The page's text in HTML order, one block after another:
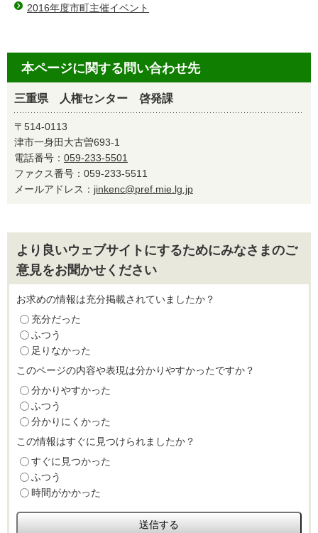
2016年度市町主催イベント
本ページに関する問い合わせ先
三重県 人権センター 啓発課
〒514-0113
津市一身田大古曽693-1
電話番号： 059-233-5501
ファクス番号：059-233-5511
メールアドレス： jinkenc@pref.mie.lg.jp
より良いウェブサイトにするためにみなさまのご
意見をお聞かせください
お求めの情報は充分掲載されていましたか？
充分だった
ふつう
足りなかった
このページの内容や表現は分かりやすかったですか？
分かりやすかった
ふつう
分かりにくかった
この情報はすぐに見つけられましたか？
すぐに見つかった
ふつう
時間がかかった